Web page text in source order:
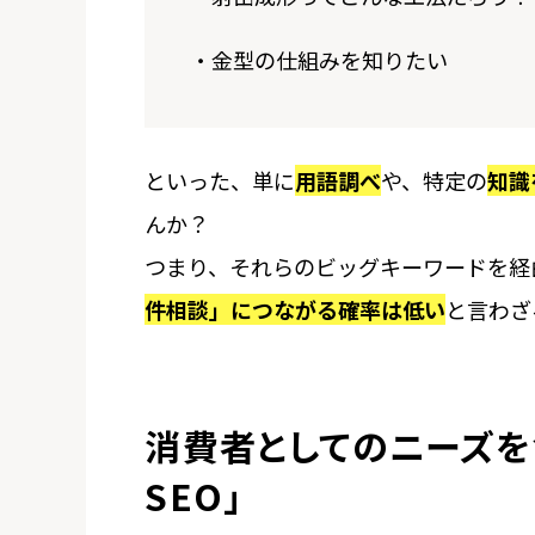
・金型の仕組みを知りたい
といった、単に用語調べや、特定の知
んか？
つまり、それらのビッグキーワードを
件相談」につながる確率は低いと言わ
消費者としてのニーズ
SEO」